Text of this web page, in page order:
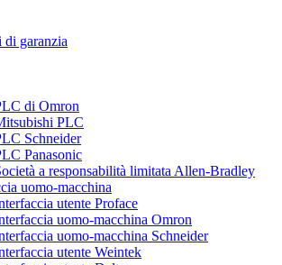
di garanzia
di Omron
PLC
Schneider
Panasonic
a responsabilità limitata Allen-Bradley
uomo-macchina
utente Proface
uomo-macchina Omron
uomo-macchina Schneider
utente Weintek